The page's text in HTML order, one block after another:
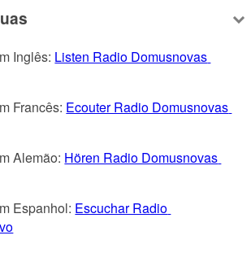
Inglês: Listen Radio Domusnovas
Francês: Ecouter Radio Domusnovas
Alemão: Hören Radio Domusnovas
Espanhol: Escuchar Radio